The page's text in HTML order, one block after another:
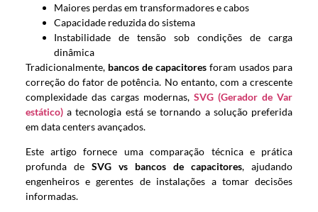
Maiores perdas em transformadores e cabos
Capacidade reduzida do sistema
Instabilidade de tensão sob condições de carga
dinâmica
Tradicionalmente, bancos de capacitores foram usados ​​para
correção do fator de potência. No entanto, com a crescente
complexidade das cargas modernas,SVG (Gerador de Var
estático)a tecnologia está se tornando a solução preferida
em data centers avançados.
Este artigo fornece uma comparação técnica e prática
profunda de SVG vs bancos de capacitores, ajudando
engenheiros e gerentes de instalações a tomar decisões
informadas.